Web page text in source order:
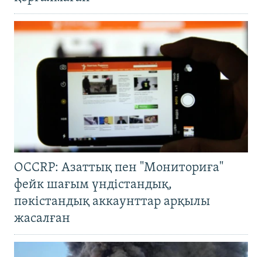
OCCRP: Азаттық пен "Мониториға"
фейк шағым үндістандық,
пәкістандық аккаунттар арқылы
жасалған